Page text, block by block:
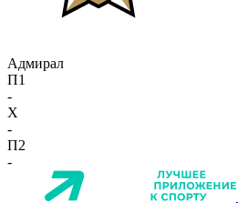
Адмирал
П1
-
X
-
П2
-